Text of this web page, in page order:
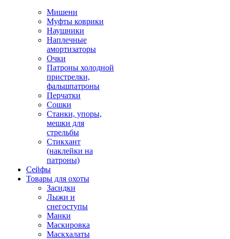
Мишени
Муфты коврики
Наушники
Наплечные
амортизаторы
Очки
Патроны холодной
пристрелки,
фальшпатроны
Перчатки
Сошки
Станки, упоры,
мешки для
стрельбы
Стикхант
(наклейки на
патроны)
Сейфы
Товары для охоты
Засидки
Лыжи и
снегоступы
Манки
Маскировка
Маскхалаты